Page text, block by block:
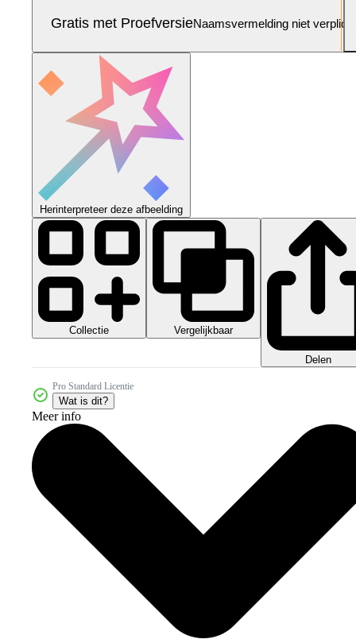
Gratis met ProefversieNaamsvermelding niet verplicht
Herinterpreteer deze afbeelding
Collectie Vergelijkbaar
Delen
Pro Standard Licentie
Wat is dit?
Meer info